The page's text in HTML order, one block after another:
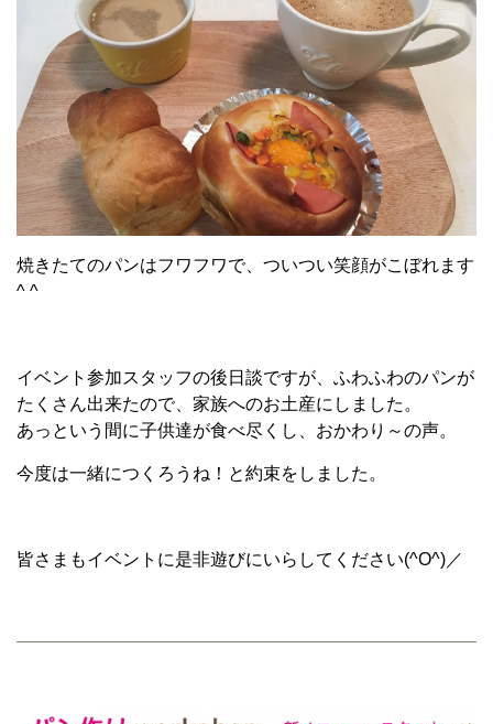
焼きたてのパンはフワフワで、ついつい笑顔がこぼれます
^ ^
イベント参加スタッフの後日談ですが、ふわふわのパンが
たくさん出来たので、家族へのお土産にしました。
あっという間に子供達が食べ尽くし、おかわり～の声。
今度は一緒につくろうね！と約束をしました。
皆さまもイベントに是非遊びにいらしてください(^O^)／